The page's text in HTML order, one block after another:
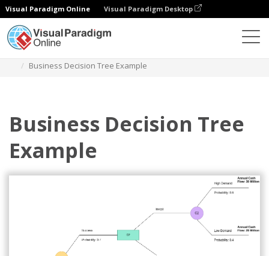
Visual Paradigm Online Visual Paradigm Desktop
Business Decision Tree Example
Business Decision Tree
Example